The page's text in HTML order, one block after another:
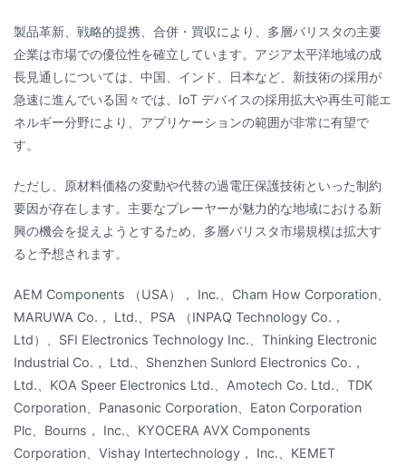
製品革新、戦略的提携、合併・買収により、多層バリスタの主要
企業は市場での優位性を確立しています。アジア太平洋地域の成
長見通しについては、中国、インド、日本など、新技術の採用が
急速に進んでいる国々では、IoT デバイスの採用拡大や再生可能エ
ネルギー分野により、アプリケーションの範囲が非常に有望で
す。
ただし、原材料価格の変動や代替の過電圧保護技術といった制約
要因が存在します。主要なプレーヤーが魅力的な地域における新
興の機会を捉えようとするため、多層バリスタ市場規模は拡大す
ると予想されます。
AEM Components （USA）， Inc.、Cham How Corporation、
MARUWA Co.， Ltd.、PSA （INPAQ Technology Co.，
Ltd）、SFI Electronics Technology Inc.、Thinking Electronic
Industrial Co.， Ltd.、Shenzhen Sunlord Electronics Co.，
Ltd.、KOA Speer Electronics Ltd.、Amotech Co. Ltd.、TDK
Corporation、Panasonic Corporation、Eaton Corporation
Plc、Bourns， Inc.、KYOCERA AVX Components
Corporation、Vishay Intertechnology， Inc.、KEMET